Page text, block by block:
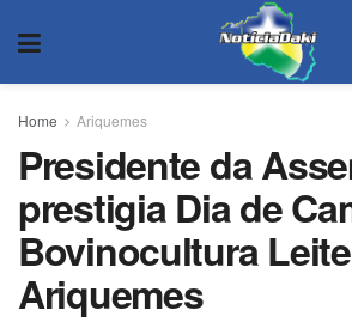
Home Ariquemes
Presidente da
prestigia Dia de
Bovinocultura
Ariquemes